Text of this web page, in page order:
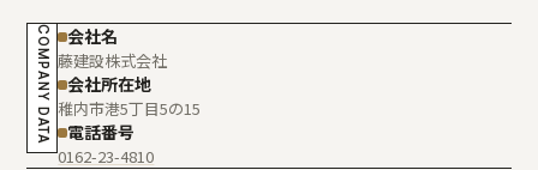
北見(オホーツク)版
COMPANY DATA 会社名
藤建設株式会社
会社所在地
稚内市港5丁目5の15
電話番号
0162-23-4810